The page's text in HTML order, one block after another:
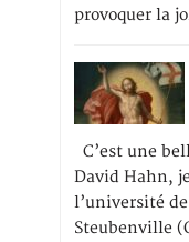
provoquer la
C’est une
David Hahn,
l’université
Steubenville